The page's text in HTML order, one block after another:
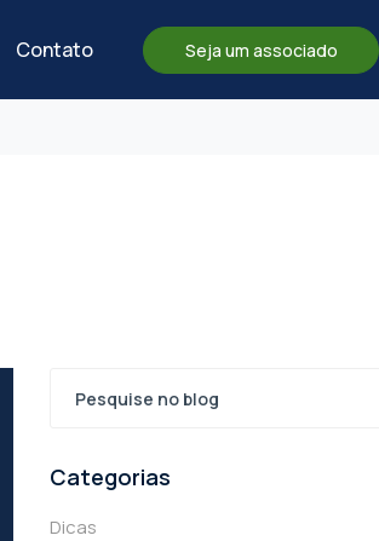
Contato Seja um associado
Categorias
Dicas